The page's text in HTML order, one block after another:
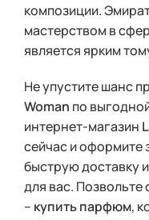
композиции.
мастерством в
является ярким
Не упустите шанс
Woman по
интернет-магазин
сейчас и оформите
быструю доставку
для вас.
– купить парфюм,